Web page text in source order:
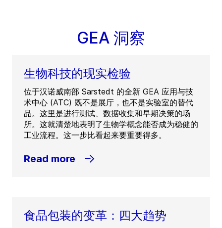
GEA 洞察
生物科技的现实检验
位于汉诺威南部 Sarstedt 的全新 GEA 应用与技
术中心 (ATC) 既不是展厅，也不是实验室的替代
品。这里是进行测试、数据收集和早期决策的场
所。这就清楚地表明了生物学概念能否成为稳健的
工业流程。这一步比看起来要重要得多。
Read more
食品包装的变革：四大趋势